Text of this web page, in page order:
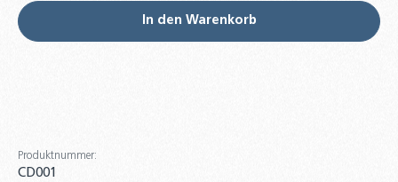
Heizunganlagen Befüllpumpe für
245,00 €
In den Warenkorb
Produktnummer:
CD001